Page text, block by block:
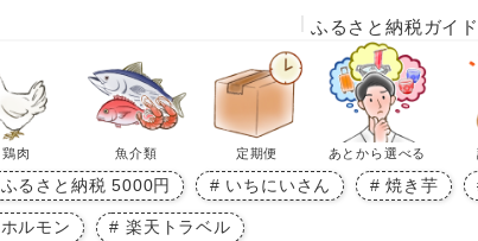
ふるさと納税ガイド
鶏肉 魚介類 定期便 あとから選べる
ふるさと納税 5000円 いちにいさん 焼き芋
ホルモン 楽天トラベル